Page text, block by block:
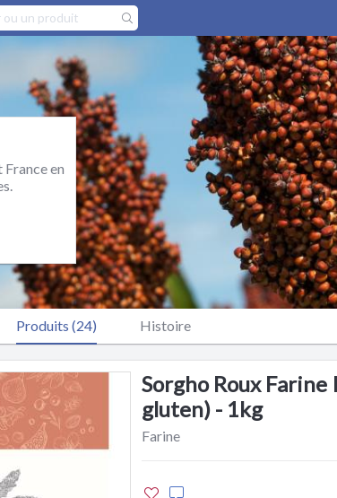
en
Produits (24) Histoire
Sorgho Roux
gluten) - 1kg
Farine